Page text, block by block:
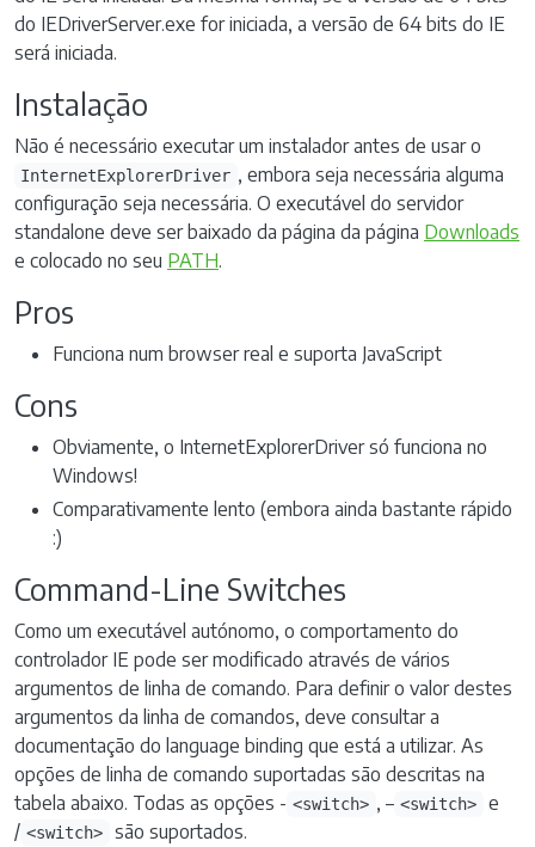
do IEDriverServer.exe for iniciada, a versão de 64 bits do IE
será iniciada.
Instalação
Não é necessário executar um instalador antes de usar o
InternetExplorerDriver , embora seja necessária alguma
configuração seja necessária. O executável do servidor
standalone deve ser baixado da página da página Downloads
e colocado no seu PATH.
Pros
Funciona num browser real e suporta JavaScript
Cons
Obviamente, o InternetExplorerDriver só funciona no
Windows!
Comparativamente lento (embora ainda bastante rápido
:)
Command-Line Switches
Como um executável autónomo, o comportamento do
controlador IE pode ser modificado através de vários
argumentos de linha de comando. Para definir o valor destes
argumentos da linha de comandos, deve consultar a
documentação do language binding que está a utilizar. As
opções de linha de comando suportadas são descritas na
tabela abaixo. Todas as opções - <switch> , – <switch>
e
/ <switch> são suportados.